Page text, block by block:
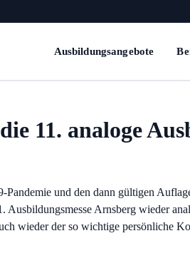
Ausbildungsangebote
11. analoge
und den dann gültigen
Arnsberg wieder
wieder der so wichtige persönliche